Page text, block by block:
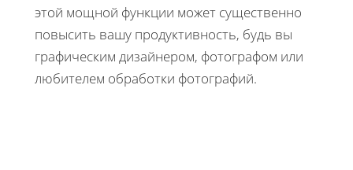
этой мощной функции может существенно
повысить вашу продуктивность, будь вы
графическим дизайнером, фотографом или
любителем обработки фотографий.